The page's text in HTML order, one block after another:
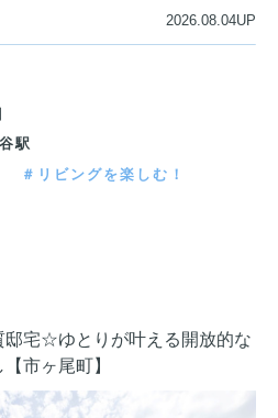
2026.08.04UP
駅
＃リビングを楽しむ！
邸宅☆ゆとりが叶える開放的な
市ヶ尾町】